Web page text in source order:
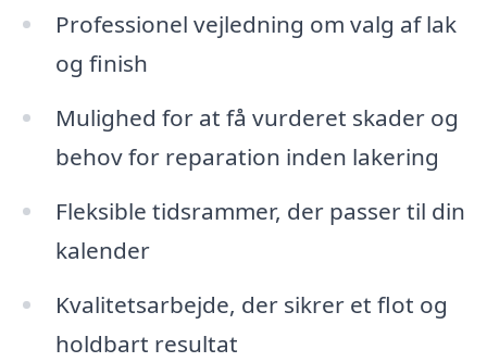
Professionel vejledning om valg af lak
og finish
Mulighed for at få vurderet skader og
behov for reparation inden lakering
Fleksible tidsrammer, der passer til din
kalender
Kvalitetsarbejde, der sikrer et flot og
holdbart resultat